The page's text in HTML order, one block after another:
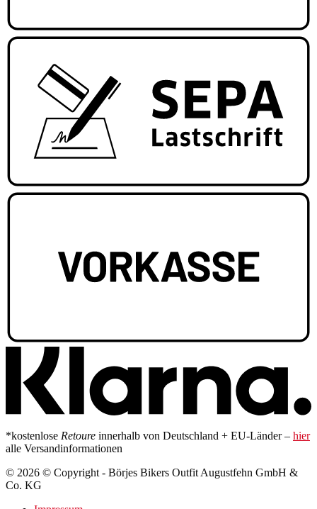
*kostenlose Retoure innerhalb von Deutschland + EU-Länder – hier
alle Versandinformationen
© 2026 © Copyright - Börjes Bikers Outfit Augustfehn GmbH &
Co. KG